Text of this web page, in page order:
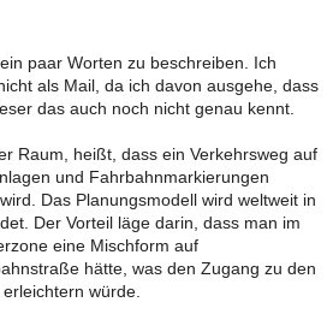
paar Worten zu beschreiben. Ich
als Mail, da ich davon ausgehe, dass
das auch noch nicht genau kennt.
Raum, heißt, dass ein Verkehrsweg auf
und Fahrbahnmarkierungen
Das Planungsmodell wird weltweit in
Der Vorteil läge darin, dass man im
eine Mischform auf
hätte, was den Zugang zu den
würde.